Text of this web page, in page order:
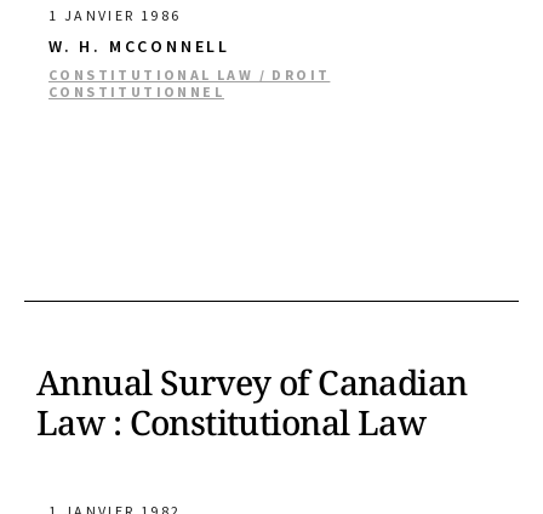
1 JANVIER 1986
W. H. MCCONNELL
CONSTITUTIONAL LAW / DROIT
CONSTITUTIONNEL
Annual Survey of Canadian
Law : Constitutional Law